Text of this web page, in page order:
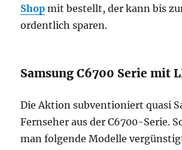
Shop mit bestellt, der kann bis
ordentlich sparen.
Samsung C6700 Serie mit
Die Aktion subventioniert quasi
Fernseher aus der C6700-Serie.
man folgende Modelle